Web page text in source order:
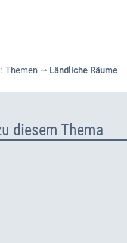
Themen Ländliche Räume
diesem Thema